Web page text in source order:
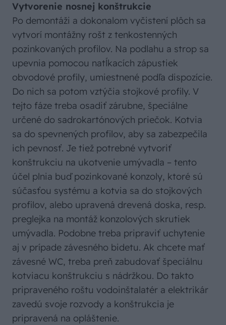
Vytvorenie nosnej konštrukcie
Po demontáži a dokonalom vyčistení plôch sa
vytvorí montážny rošt z tenkostenných
pozinkovaných profilov. Na podlahu a strop sa
upevnia pomocou natĺkacích zápustiek
obvodové profily, umiestnené podľa dispozície.
Do nich sa potom vztýčia stojkové profily. V
tejto fáze treba osadiť zárubne, špeciálne
určené do sadrokartónových priečok. Kotvia
sa do spevnených profilov, aby sa zabezpečila
ich pevnosť. Je tiež potrebné vytvoriť
konštrukciu na ukotvenie umývadla – tento
účel plnia buď pozinkované konzoly, ktoré sú
súčasťou systému a kotvia sa do stojkových
profilov, alebo upravená drevená doska, resp.
preglejka na montáž konzolových skrutiek
umývadla. Podobne treba pripraviť uchytenie
aj v prípade závesného bidetu. Ak chcete mať
závesné WC, treba preň zabudovať špeciálnu
kotviacu konštrukciu s nádržkou. Do takto
pripraveného roštu vodoinštalatér a elektrikár
zavedú svoje rozvody a konštrukcia je
pripravená na opláštenie.